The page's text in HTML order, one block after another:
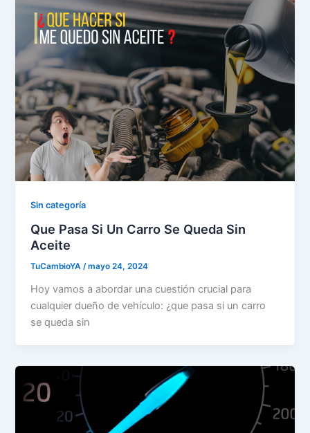
Sin categoría
Que Pasa Si Un Carro Se Queda Sin
Aceite
TuCambioYA /mayo 24, 2024
Hoy vamos a abordar una cuestión crucial para
cualquier dueño de vehículo: ¿que pasa si un carro
se queda sin